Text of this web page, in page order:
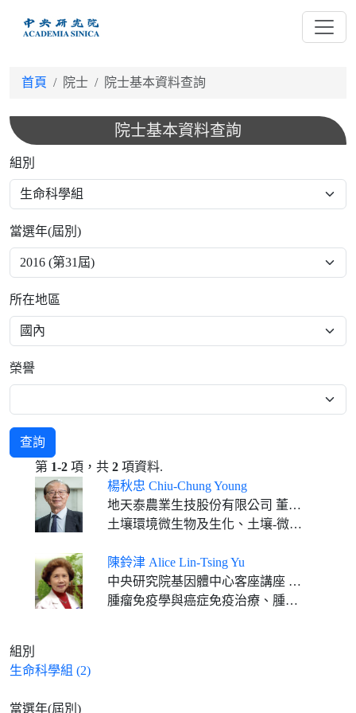
首頁 院士 院士基本資料查詢
院士基本資料查詢
組別
當選年(屆別)
所在地區
榮譽
查詢
第 1-2 項，共 2 項資料.
楊秋忠 Chiu-Chung Young
地天泰農業生技股份有限公司 董事長 中央研究院 生命科學組 院士 教育部 終生榮譽 國家講座 國立中興大學 土壤環境科學系 特聘講座教授 國立台灣大學 農業化學系 特聘研究講座 中華土壤肥料學會監事、中華肥料協會理事、台灣農學會監事、中華永續農業協會常務理事
土壤環境微生物及生化、土壤-微生物-植物關係、有機質肥料、微生物肥料
陳鈴津 Alice Lin-Tsing Yu
中央研究院基因體中心客座講座 林口長庚醫院暨長庚大學幹細胞與轉譯癌症研究所特聘講座教授 美國加州大學聖地牙哥分校醫學院暨癌症中心小兒科榮譽教授
腫瘤免疫學與癌症免疫治療、腫瘤幹細胞生物學、轉譯醫學
組別
生命科學組 (2)
當選年(屆別)